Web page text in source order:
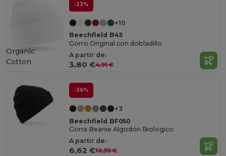
-23%
+10
Beechfield B45
Gorro Original con dobladillo
A partir de:
3,80 €4,91 €
Organic
Cotton
-36%
+3
Beechfield BF050
Gorra Beanie Algodón Biologico
A partir de:
6,62 €10,30 €